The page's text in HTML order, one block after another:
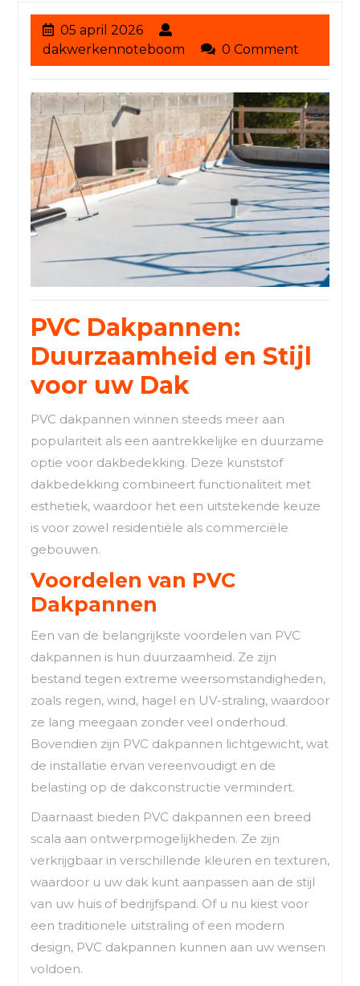
05 april 202605
april
2026
dakwerkennoteboom dakwerkennoteboom
0 Comment
PVC Dakpannen:
Duurzaamheid en Stijl
voor uw Dak
PVC dakpannen winnen steeds meer aan
populariteit als een aantrekkelijke en duurzame
optie voor dakbedekking. Deze kunststof
dakbedekking combineert functionaliteit met
esthetiek, waardoor het een uitstekende keuze
is voor zowel residentiële als commerciële
gebouwen.
Voordelen van PVC
Dakpannen
Een van de belangrijkste voordelen van PVC
dakpannen is hun duurzaamheid. Ze zijn
bestand tegen extreme weersomstandigheden,
zoals regen, wind, hagel en UV-straling, waardoor
ze lang meegaan zonder veel onderhoud.
Bovendien zijn PVC dakpannen lichtgewicht, wat
de installatie ervan vereenvoudigt en de
belasting op de dakconstructie vermindert.
Daarnaast bieden PVC dakpannen een breed
scala aan ontwerpmogelijkheden. Ze zijn
verkrijgbaar in verschillende kleuren en texturen,
waardoor u uw dak kunt aanpassen aan de stijl
van uw huis of bedrijfspand. Of u nu kiest voor
een traditionele uitstraling of een modern
design, PVC dakpannen kunnen aan uw wensen
voldoen.